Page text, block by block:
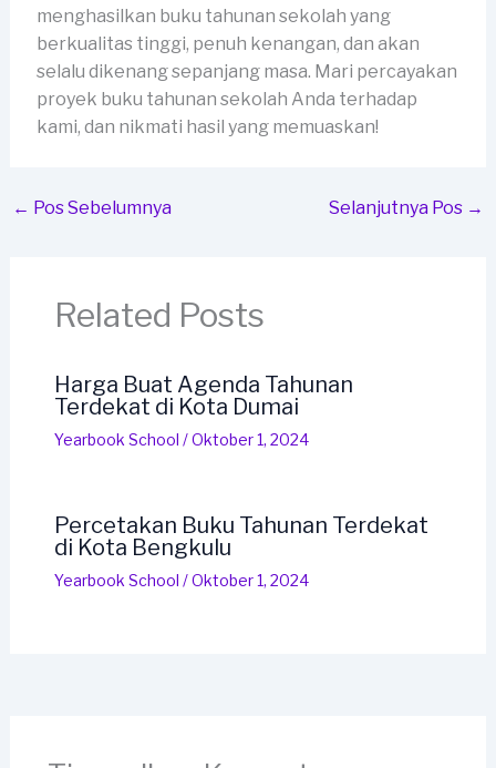
menghasilkan buku tahunan sekolah yang
berkualitas tinggi, penuh kenangan, dan akan
selalu dikenang sepanjang masa. Mari percayakan
proyek buku tahunan sekolah Anda terhadap
kami, dan nikmati hasil yang memuaskan!
← Pos Sebelumnya Selanjutnya Pos →
Related Posts
Harga Buat Agenda Tahunan
Terdekat di Kota Dumai
Yearbook School /Oktober 1, 2024
Percetakan Buku Tahunan Terdekat
di Kota Bengkulu
Yearbook School /Oktober 1, 2024